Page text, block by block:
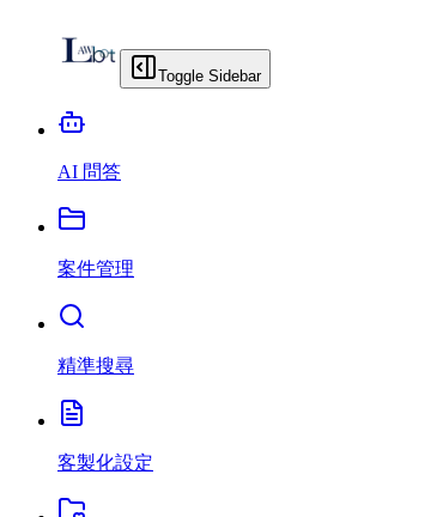
Toggle Sidebar
AI 問答
案件管理
精準搜尋
客製化設定